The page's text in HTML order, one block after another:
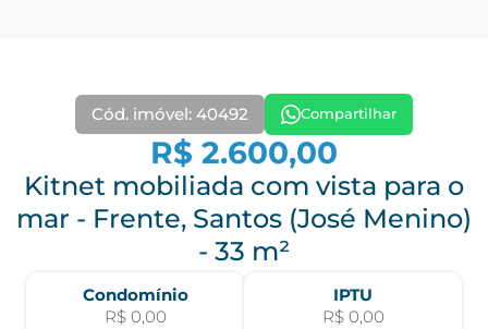
Cód. imóvel: 40492 Compartilhar
R$ 2.600,00
Kitnet mobiliada com vista para o
mar - Frente, Santos (José Menino)
- 33 m²
Condomínio
R$ 0,00
IPTU
R$ 0,00